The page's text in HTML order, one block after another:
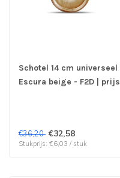
Schotel 14 cm universeel
Escura beige - F2D | prijs
€36,20 €32,58
Stukprijs: €6,03 / stuk